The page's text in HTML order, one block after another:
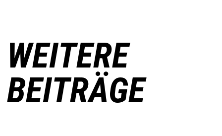
WEITERE
BEITRÄGE